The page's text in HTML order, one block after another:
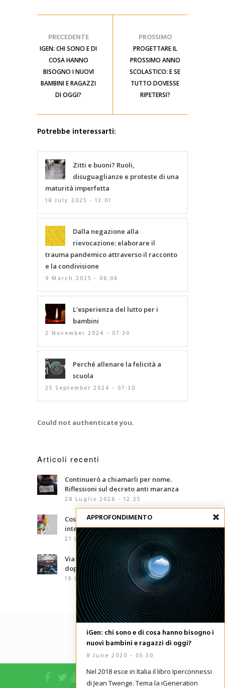
PRECEDENTE
IGEN: CHI SONO E DI
COSA HANNO
BISOGNO I NUOVI
BAMBINI E RAGAZZI
DI OGGI?
PROSSIMO
PROGETTARE IL
PROSSIMO ANNO
SCOLASTICO: E SE
TUTTO DOVESSE
RIPETERSI?
Potrebbe interessarti:
Zitti e buoni? Ruoli,
disuguaglianze e proteste di una
maturità imperfetta
18 July 2025 - 13:01
Dalla negazione alla
rievocazione: elaborare il
trauma pandemico attraverso il racconto
e la condivisione
9 March 2025 - 06:06
L’esperienza del lutto per i
bambini
2 November 2024 - 07:30
Perché allenare la felicità a
scuola
25 September 2024 - 07:30
Could not authenticate you.
Articoli recenti
Continuerò a chiamarli per nome.
Riflessioni sul decreto anti maranza
28 Luglio 2026 - 12:25
Cosa sono le competenze
interculturali?
21 Luglio 2026 - 07:00
Via d’Amelio, trentaquattro anni
dopo: le mafie che abbiamo davanti
19 Luglio 2026 - 06:02
APPROFONDIMENTO
iGen: chi sono e di cosa hanno bisogno i
nuovi bambini e ragazzi di oggi?
8 June 2020 - 05:30
Nel 2018 esce in Italia il libro Iperconnessi
di Jean Twenge. Tema la iGeneration